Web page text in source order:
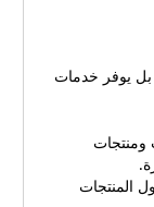
يوفر خدمات
ومنتجات
المنتجات